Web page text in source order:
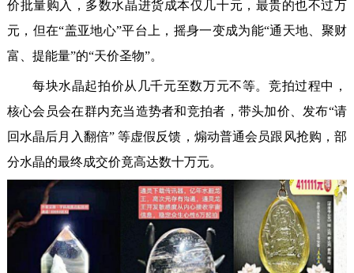
价批量购入，多数水晶进货成本仅几十元，最贵的也不过万
元，但在“盖亚地心”平台上，摇身一变成为能“通天地、聚财
富、提能量”的“天价圣物”。
每块水晶起拍价从几千元至数万元不等。竞拍过程中，
核心会员会在群内充当造势者和竞拍者，带头加价、发布“请
回水晶后月入翻倍” 等虚假反馈，煽动普通会员跟风抢购，部
分水晶的最终成交价竟高达数十万元。